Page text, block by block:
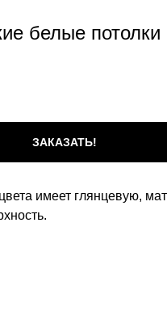
белые потолки
ЗАКАЗАТЬ!
имеет глянцевую,